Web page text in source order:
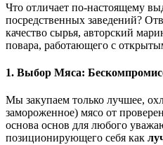
Что отличает по-настоящему
посредственных заведений?
качество сырья, авторский
повара, работающего с
1. Выбор Мяса:
Мы закупаем только лучшее,
замороженное) мясо от
основа основ для любого
позиционирующего себя как